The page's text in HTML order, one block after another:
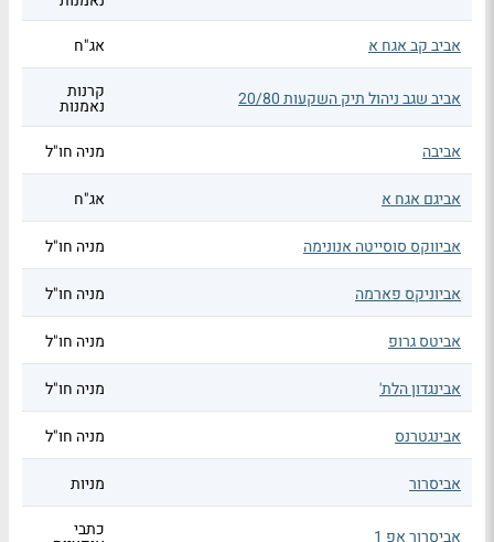
אביב קב אגח א
אג"ח
אביב שגב ניהול תיק השקעות 20/80 קרנות
נאמנות
אביבה
מניה חו"ל
אביגם אגח א אג"ח
אביווקס סוסייטה אנונימה מניה חו"ל
אביוניקס פארמה מניה חו"ל
אביטס גרופ מניה חו"ל
אבינגדון הלת' מניה חו"ל
אבינגטרנס מניה חו"ל
אביסרור מניות
אביסרור אפ 1 כתבי